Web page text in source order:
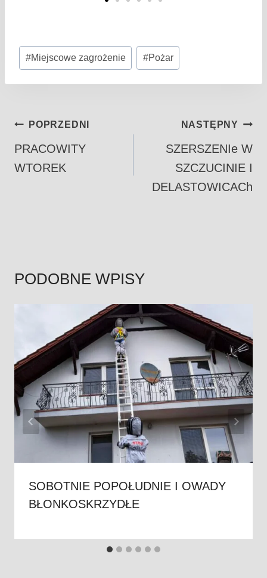
#Miejscowe zagrożenie #Pożar
POPRZEDNI
PRACOWITY
WTOREK
NASTĘPNY
SZERSZENIe W
SZCZUCINIE I
DELASTOWICACh
PODOBNE WPISY
SOBOTNIE POPOŁUDNIE I OWADY
BŁONKOSKRZYDŁE